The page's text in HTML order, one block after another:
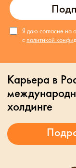
Я даю согласие на
с политикой
Карьера в
холдинге